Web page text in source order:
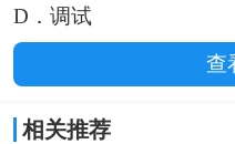
D．调试
查
相关推荐